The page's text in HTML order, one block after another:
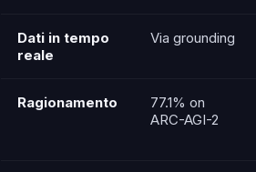
Dati in tempo
reale
Via grounding
Ragionamento
77.1% on
ARC-AGI-2